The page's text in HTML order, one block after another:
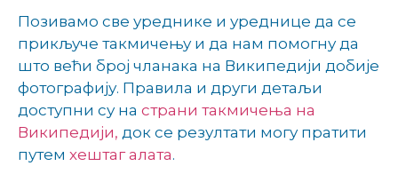
Позивамо све уреднике и уреднице да се
прикључе такмичењу и да нам помогну да
што већи број чланака на Википедији добије
фотографију. Правила и други детаљи
доступни су на страни такмичења на
Википедији, док се резултати могу пратити
путем хештаг алата.